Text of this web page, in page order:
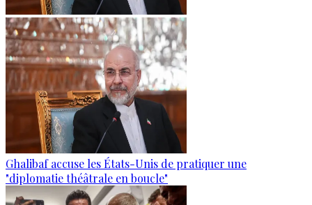
Ghalibaf accuse les États-Unis de pratiquer une
"diplomatie théâtrale en boucle"